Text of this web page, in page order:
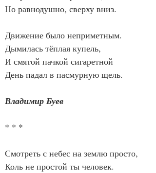
Но равнодушно, сверху вниз.
Движение было неприметным.
Дымилась тёплая купель,
И смятой пачкой сигаретной
День падал в пасмурную щель.
Владимир Буев
* * *
Смотреть с небес на землю просто,
Коль не простой ты человек.